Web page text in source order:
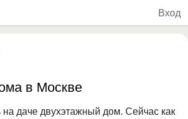
Вход
в Москве
на даче двухэтажный дом. Сейчас как